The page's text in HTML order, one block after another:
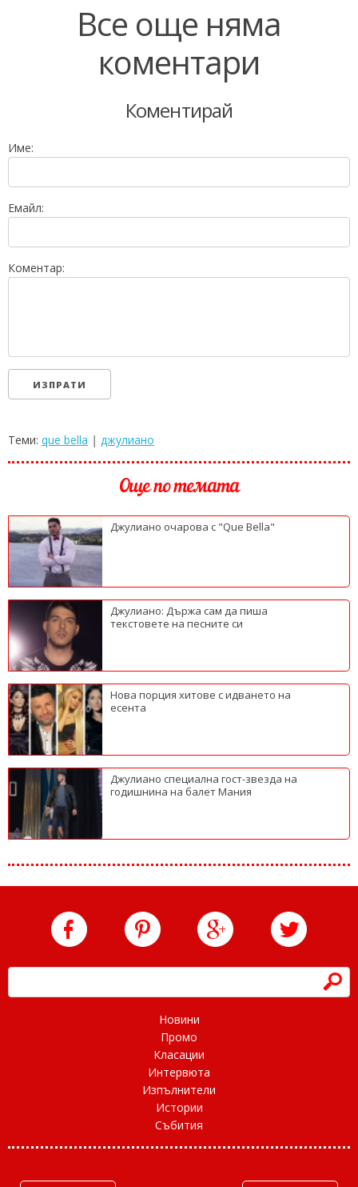
Все още няма
коментари
Коментирай
Име:
Емайл:
Коментар:
Теми: que bella | джулиано
Още по темата
Джулиано очарова с "Que Bella"
Джулиано: Държа сам да пиша
текстовете на песните си
Нова порция хитове с идването на
есента
Джулиано специална гост-звезда на
годишнина на балет Мания
h
Новини
Промо
Класации
Интервюта
Изпълнители
Истории
Събития